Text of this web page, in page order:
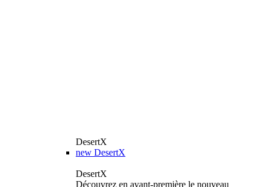
DesertX
new DesertX
DesertX
Découvrez en avant-première le nouveau